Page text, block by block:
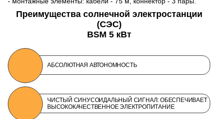
Преимущества солнечной электростанции
(СЭС)
BSM 5 кВт
АБСОЛЮТНАЯ АВТОНОМНОСТЬ
ЧИСТЫЙ СИНУСОИДАЛЬНЫЙ СИГНАЛ: ОБЕСПЕЧИВАЕТ
ВЫСОКОКАЧЕСТВЕННОЕ ЭЛЕКТРОПИТАНИЕ